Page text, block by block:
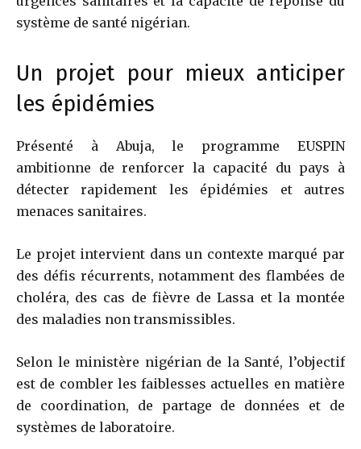
système de santé nigérian.
Un projet pour mieux anticiper
les épidémies
Présenté à Abuja, le programme EUSPIN
ambitionne de renforcer la capacité du pays à
détecter rapidement les épidémies et autres
menaces sanitaires.
Le projet intervient dans un contexte marqué par
des défis récurrents, notamment des flambées de
choléra, des cas de fièvre de Lassa et la montée
des maladies non transmissibles.
Selon le ministère nigérian de la Santé, l’objectif
est de combler les faiblesses actuelles en matière
de coordination, de partage de données et de
systèmes de laboratoire.